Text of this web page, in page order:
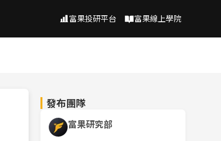
富果投研平台 富果線上學院
發布團隊
富果研究部